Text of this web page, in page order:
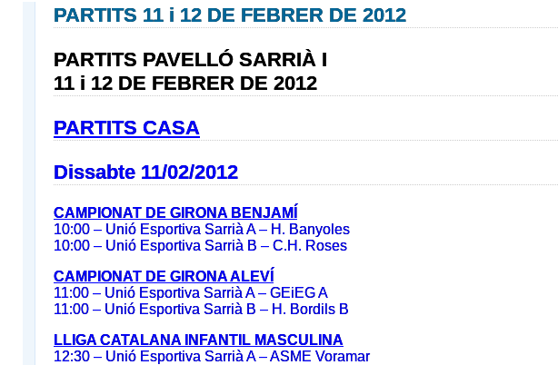
PARTITS 11 i 12 DE FEBRER DE 2012
PARTITS PAVELLÓ SARRIÀ I
11 i 12 DE FEBRER DE 2012
PARTITS CASA
Dissabte 11/02/2012
CAMPIONAT DE GIRONA BENJAMÍ
10:00 – Unió Esportiva Sarrià A – H. Banyoles
10:00 – Unió Esportiva Sarrià B – C.H. Roses
CAMPIONAT DE GIRONA ALEVÍ
11:00 – Unió Esportiva Sarrià A – GEiEG A
11:00 – Unió Esportiva Sarrià B – H. Bordils B
LLIGA CATALANA INFANTIL MASCULINA
12:30 – Unió Esportiva Sarrià A – ASME Voramar